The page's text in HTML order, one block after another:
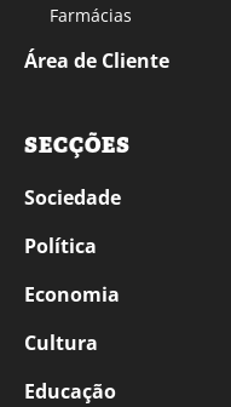
Farmácias
Área de Cliente
SECÇÕES
Sociedade
Política
Economia
Cultura
Educação